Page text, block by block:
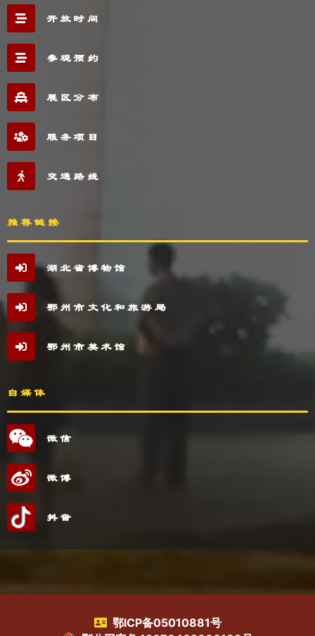
开放时间
参观预约
展区分布
服务项目
交通路线
推荐链接
湖北省博物馆
鄂州市文化和旅游局
鄂州市美术馆
自媒体
微信
微博
抖音
鄂ICP备05010881号